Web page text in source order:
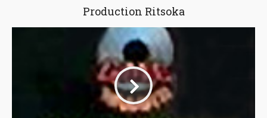
Production Ritsoka